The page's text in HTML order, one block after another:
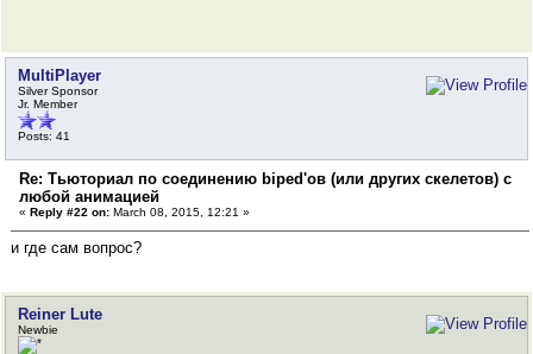
MultiPlayer
Silver Sponsor
Jr. Member
Posts: 41
Re: Тьюториал по соединению biped'ов (или других скелетов) с
любой анимацией
« Reply #22 on: March 08, 2015, 12:21 »
и где сам вопрос?
Reiner Lute
Newbie